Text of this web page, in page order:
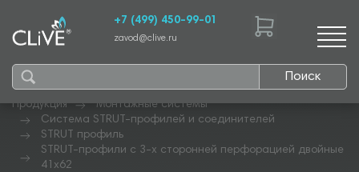
Поиск
+7 (499) 450-99-01
zavod@clive.ru
Продукция
Монтажные системы
Система STRUT-профилей и соединителей
STRUT профиль
STRUT-профили с 3-х сторонней перфорацией двойные
41х62